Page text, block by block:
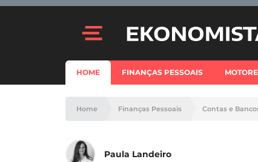
HOME FINANÇAS PESSOAIS
Home Finanças Pessoais Contas e
Paula Landeiro